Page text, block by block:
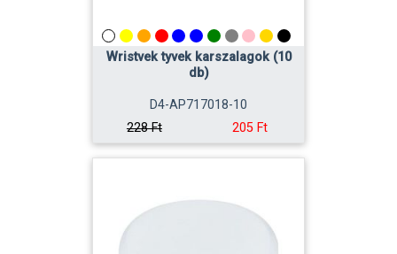
Wristvek tyvek karszalagok (10
db)
D4-AP717018-10
228 Ft
205 Ft